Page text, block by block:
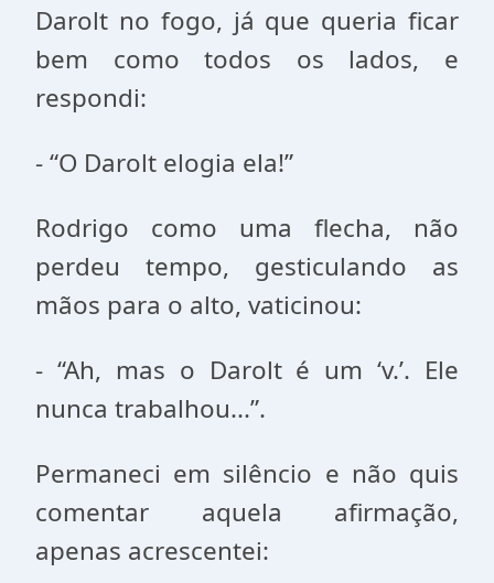
Darolt no fogo, já que queria ficar
bem como todos os lados, e
respondi:
- “O Darolt elogia ela!”
Rodrigo como uma flecha, não
perdeu tempo, gesticulando as
mãos para o alto, vaticinou:
- “Ah, mas o Darolt é um ‘v.’. Ele
nunca trabalhou...”.
Permaneci em silêncio e não quis
comentar aquela afirmação,
apenas acrescentei: